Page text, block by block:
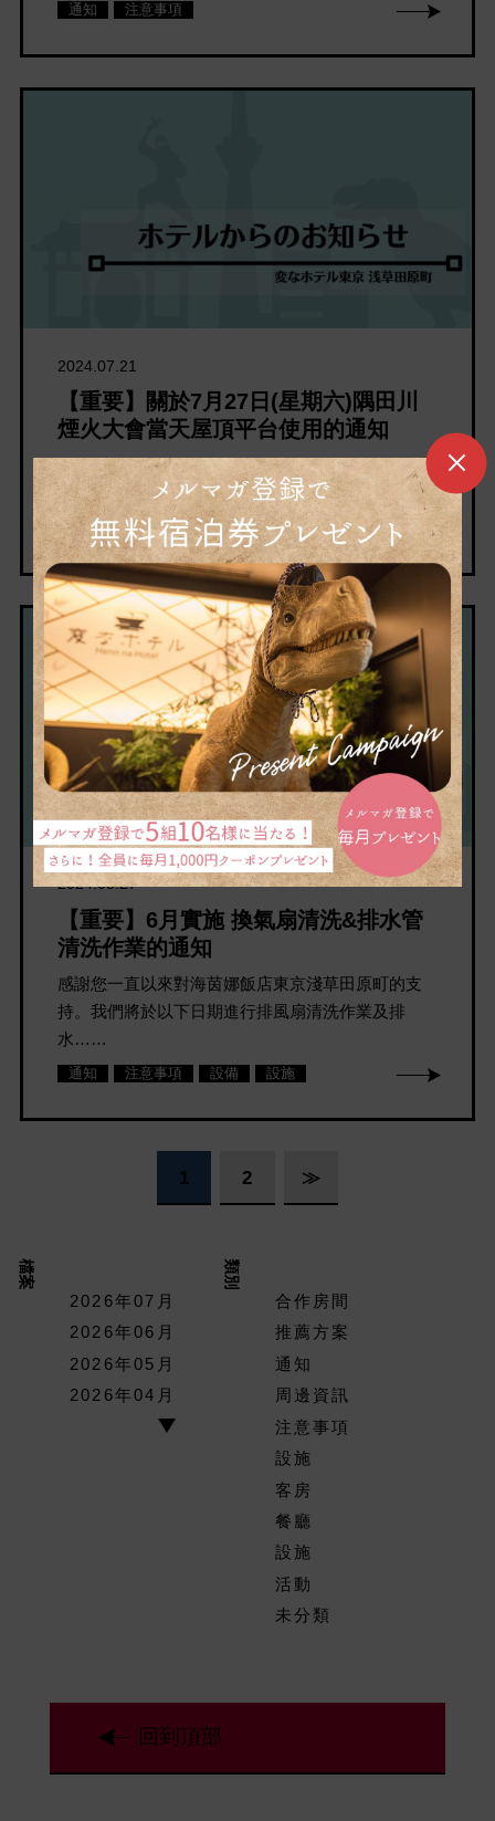
通知 注意事項
2024.07.21
【重要】關於7月27日(星期六)隅田川
煙火大會當天屋頂平台使用的通知
感謝您一直以來對海茵娜飯店東京淺草田原町的支
持。2024年舉辦的「隅田川煙火大會」有……
通知 注意事項
2024.05.27
【重要】6月實施 換氣扇清洗&排水管
清洗作業的通知
感謝您一直以來對海茵娜飯店東京淺草田原町的支
持。我們將於以下日期進行排風扇清洗作業及排
水……
通知 注意事項 設備 設施
1 2 ≫
檔案
2026年07月
2026年06月
2026年05月
2026年04月
類別
合作房間
推薦方案
通知
周邊資訊
注意事項
設施
客房
餐廳
設施
活動
未分類
回到頂部